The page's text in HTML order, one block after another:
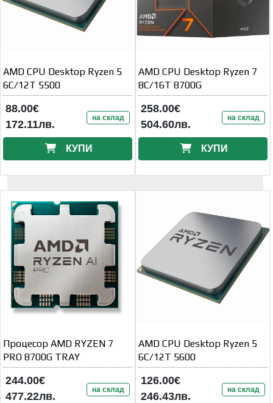
AMD CPU Desktop Ryzen 5
6C/12T 5500
88.00€
172.11лв.
на склад
КУПИ
AMD CPU Desktop Ryzen 7
8C/16T 8700G
258.00€
504.60лв.
на склад
КУПИ
Процесор AMD RYZEN 7
PRO 8700G TRAY
244.00€
477.22лв.
на склад
AMD CPU Desktop Ryzen 5
6C/12T 5600
126.00€
246.43лв.
на склад